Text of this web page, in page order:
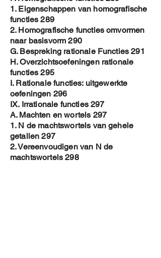
1. Eigenschappen van homografische
functies 289
2. Homografische functies omvormen
naar basisvorm 290
G. Bespreking rationale Functies 291
H. Overzichtsoefeningen rationale
functies 295
I. Rationale functies: uitgewerkte
oefeningen 296
IX. Irrationale functies 297
A. Machten en wortels 297
1. N de machtswortels van gehele
getallen 297
2. Vereenvoudigen van N de
machtswortels 298